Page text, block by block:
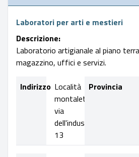
Laboratori per arti e mestieri
Descrizione:
Laboratorio artigianale al piano
magazzino, uffici e servizi.
Indirizzo Località
montaletto,
via
dell'industria,
13
Provincia